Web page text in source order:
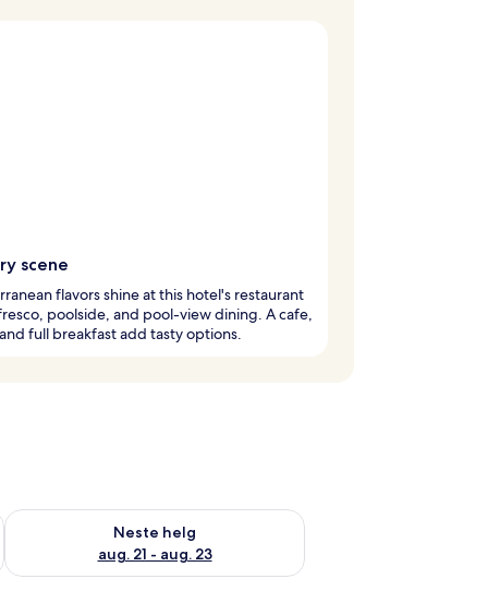
scene
flavors shine at this hotel's restaurant
poolside, and pool-view dining. A cafe,
full breakfast add tasty options.
14 - aug. 16
Neste helg
aug. 21 - aug. 23
Sjekk tilgjengelighet for neste helg, aug. 21 - aug. 23